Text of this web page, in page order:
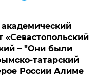
– "Они были
татарский
России Алиме